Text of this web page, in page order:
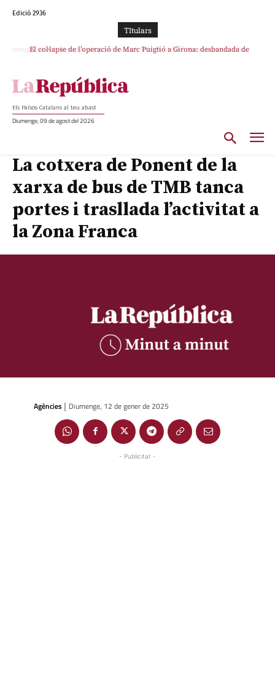
Edició 2936
TItulars
El col·lapse de l’operació de Marc Puigtió a Girona: desbandada de
Els Països Catalans al teu abast
Diumenge, 09 de agost del 2026
La cotxera de Ponent de la
xarxa de bus de TMB tanca
portes i trasllada l’activitat a
la Zona Franca
Agències | Diumenge, 12 de gener de 2025
- Publicitat -